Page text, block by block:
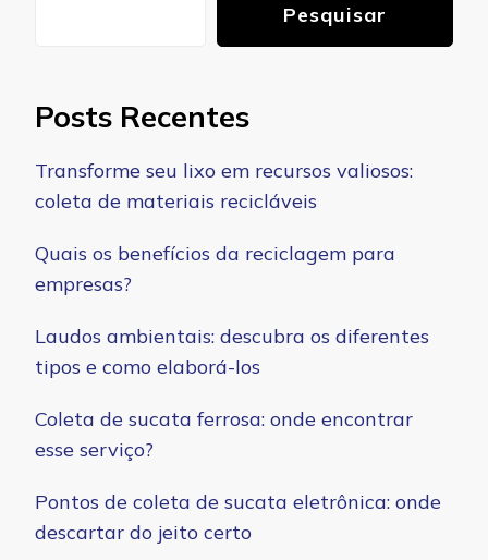
Pesquisar
Posts Recentes
Transforme seu lixo em recursos valiosos:
coleta de materiais recicláveis
Quais os benefícios da reciclagem para
empresas?
Laudos ambientais: descubra os diferentes
tipos e como elaborá-los
Coleta de sucata ferrosa: onde encontrar
esse serviço?
Pontos de coleta de sucata eletrônica: onde
descartar do jeito certo